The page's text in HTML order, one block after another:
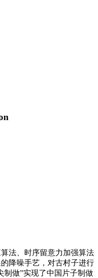
法、时序留意力加强算法
降噪手艺，对古村子进行
制做”实现了中国片子制做